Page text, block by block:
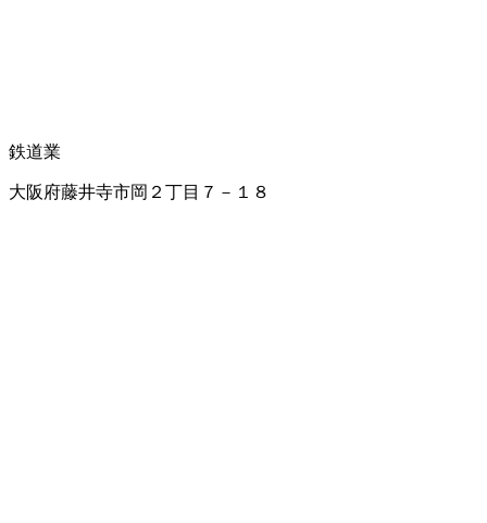
鉄道業
大阪府藤井寺市岡２丁目７－１８